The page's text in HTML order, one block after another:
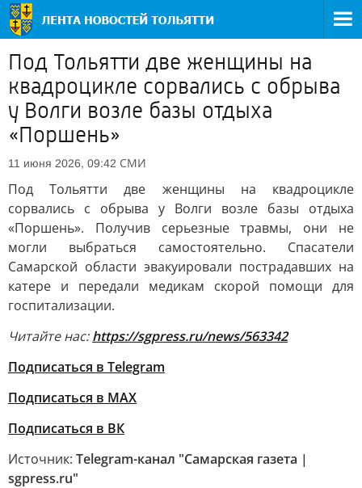
Под Тольятти две женщины на
квадроцикле сорвались с обрыва
у Волги возле базы отдыха
«Поршень»
11 июня 2026, 09:42 СМИ
Под Тольятти две женщины на квадроцикле
сорвались с обрыва у Волги возле базы отдыха
«Поршень». Получив серьезные травмы, они не
могли выбраться самостоятельно. Спасатели
Самарской области эвакуировали пострадавших на
катере и передали медикам скорой помощи для
госпитализации.
Читайте нас:https://sgpress.ru/news/563342
Подписаться в Telegram
Подписаться в MAX
Подписаться в ВК
Источник: Telegram-канал "Самарская газета |
sgpress.ru"